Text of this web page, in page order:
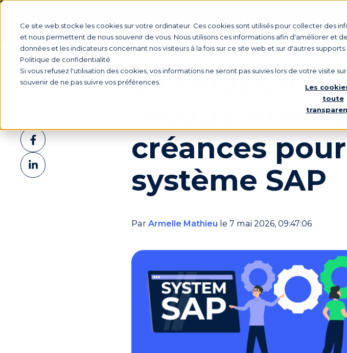
Ce site web stocke les cookies sur votre ordinateur. Ces cookies sont utilisés pour collecter des
et nous permettent de nous souvenir de vous. Nous utilisons ces informations afin d'améliorer et
données et les indicateurs concernant nos visiteurs à la fois sur ce site web et sur d'autres
Politique de confidentialité.
Si vous refusez l'utilisation des cookies, vos informations ne seront pas suivies lors de votre visite
souvenir de ne pas suivre vos préférences.
Les
toute
Produit Votre rôle Tarifs
La solution de
créances pour
système SAP
ParArmelle Mathieu le 7 mai 2026, 09:47:06
Partager
XPartager
sur
Facebook
Partager
sur